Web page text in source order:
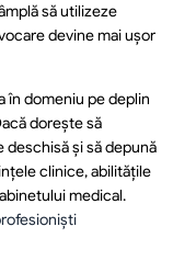
să utilizeze
devine mai ușor
în domeniu pe deplin
dorește să
deschisă și să depună
clinice, abilitățile
medical.